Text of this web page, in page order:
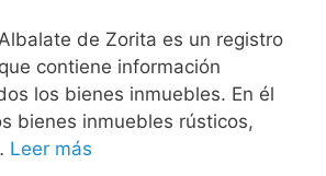
de Zorita es un registro
contiene información
los bienes inmuebles. En él
bienes inmuebles rústicos,
Leer más